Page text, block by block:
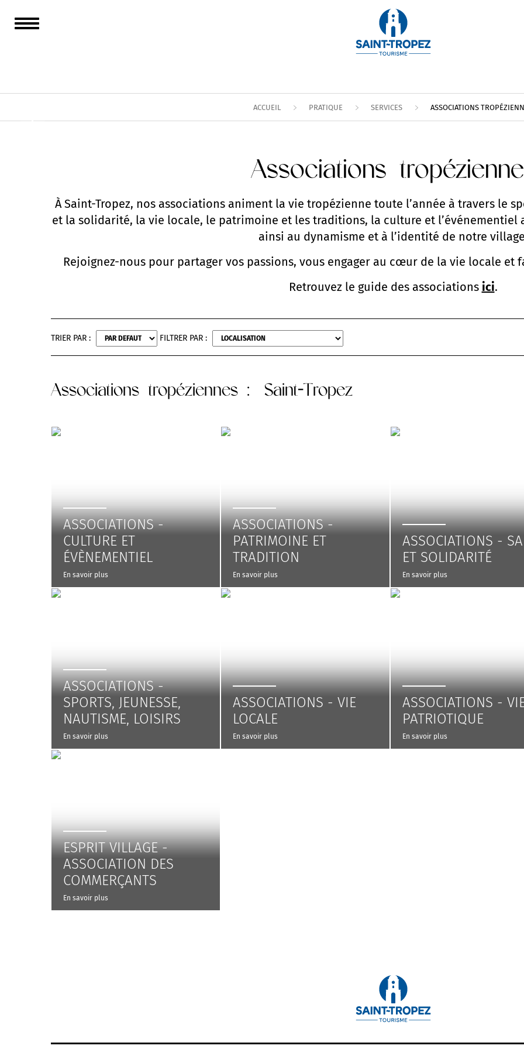
ACCUEIL PRATIQUE SERVICES ASSOCIATIONS
Associations
ÀSaint-Tropez, nos associations animent la vie tropézienne toute l’année à travers le
et la solidarité, la vie locale, le patrimoine et les traditions, la culture et
ainsi au dynamisme et à l’identité de notre
Rejoignez-nous pour partager vos passions, vous engager au cœur de la vie locale et
Retrouvez le guide des associations ici.
TRIER PAR : FILTRER PAR :
Associations tropéziennes : Saint-Tropez
ASSOCIATIONS -
CULTURE ET
ÉVÈNEMENTIEL
En savoir plus
ASSOCIATIONS -
PATRIMOINE ET
TRADITION
En savoir plus
ASSOCIATIONS -
ET SOLIDARITÉ
En savoir plus
ASSOCIATIONS -
SPORTS, JEUNESSE,
NAUTISME, LOISIRS
En savoir plus
ASSOCIATIONS - VIE
LOCALE
En savoir plus
ASSOCIATIONS -
PATRIOTIQUE
En savoir plus
ESPRIT VILLAGE -
ASSOCIATION DES
COMMERÇANTS
En savoir plus